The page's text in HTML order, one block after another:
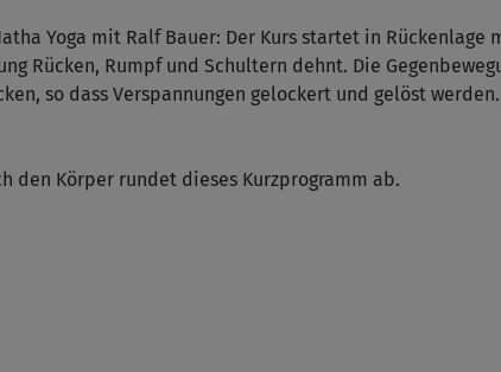
Yoga mit Ralf Bauer: Der Kurs startet in Rückenlage
Rücken, Rumpf und Schultern dehnt. Die
so dass Verspannungen gelockert und gelöst werden.
den Körper rundet dieses Kurzprogramm ab.